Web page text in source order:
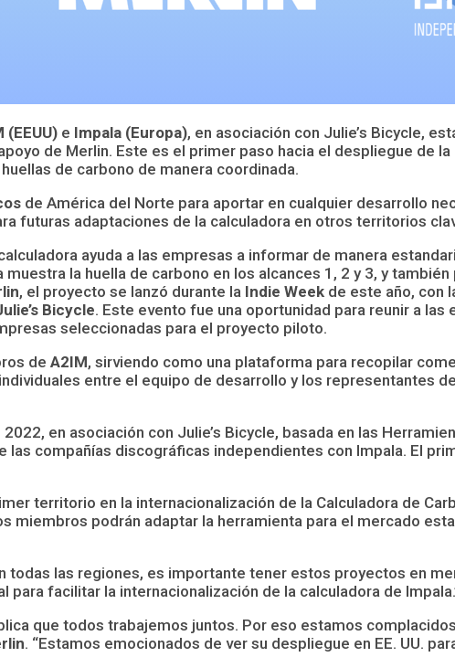
(EEUU) e Impala (Europa), en asociación con Julie’s Bicycle,
de Merlin. Este es el primer paso hacia el despliegue de
de carbono de manera coordinada.
de América del Norte para aportar en cualquier desarrollo
futuras adaptaciones de la calculadora en otros territorios
ayuda a las empresas a informar de manera
muestra la huella de carbono en los alcances 1, 2 y 3, y
, el proyecto se lanzó durante la Indie Week de este año, con
Bicycle. Este evento fue una oportunidad para reunir a
seleccionadas para el proyecto piloto.
de A2IM, sirviendo como una plataforma para recopilar
entre el equipo de desarrollo y los representantes
2022, en asociación con Julie’s Bicycle, basada en las
compañías discográficas independientes con Impala. El
territorio en la internacionalización de la Calculadora de
miembros podrán adaptar la herramienta para el mercado
todas las regiones, es importante tener estos proyectos en
para facilitar la internacionalización de la calculadora de
que todos trabajemos juntos. Por eso estamos
. “Estamos emocionados de ver su despliegue en EE. UU.